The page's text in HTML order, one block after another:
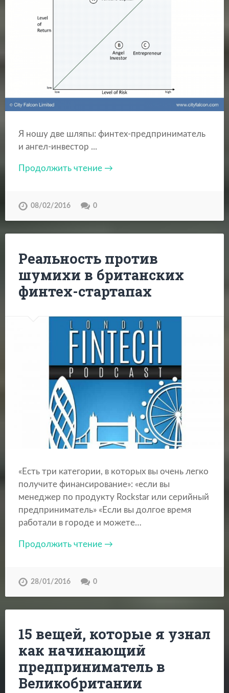
Я ношу две шляпы: финтех-предприниматель
и ангел-инвестор ...
Продолжить чтение →
08/02/2016 0
Реальность против
шумихи в британских
финтех-стартапах
«Есть три категории, в которых вы очень легко
получите финансирование»: «если вы
менеджер по продукту Rockstar или серийный
предприниматель» «Если вы долгое время
работали в городе и можете…
Продолжить чтение →
28/01/2016 0
15 вещей, которые я узнал
как начинающий
предприниматель в
Великобритании